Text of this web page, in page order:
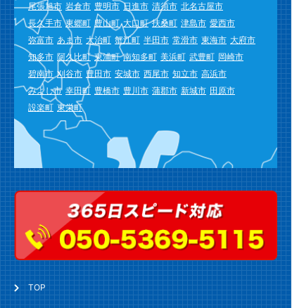
尾張旭市 岩倉市 豊明市 日進市 清須市 北名古屋市
長久手市 東郷町 豊山町 大口町 扶桑町 津島市 愛西市
弥富市 あま市 大治町 蟹江町 半田市 常滑市 東海市 大府市
知多市 阿久比町 東浦町 南知多町 美浜町 武豊町 岡崎市
碧南市 刈谷市 豊田市 安城市 西尾市 知立市 高浜市
みよし市 幸田町 豊橋市 豊川市 蒲郡市 新城市 田原市
設楽町 東栄町
TOP